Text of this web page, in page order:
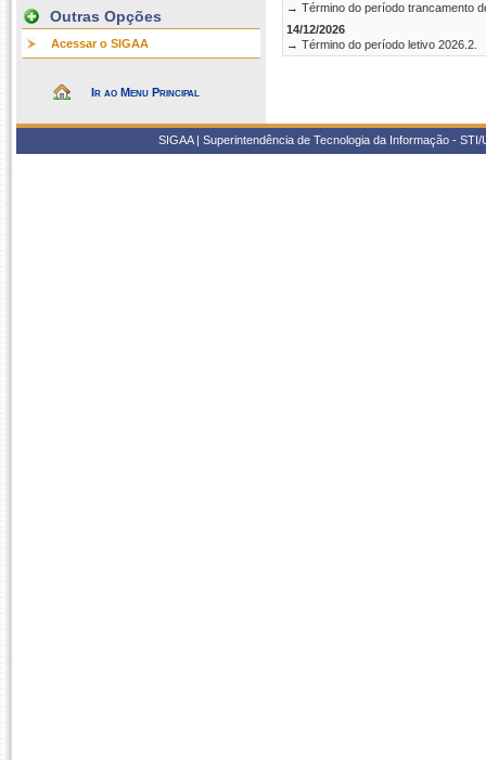
Outras Opções
Acessar o SIGAA
Ir ao Menu Principal
→ Término do período trancamento
14/12/2026
→ Término do período letivo 2026.2.
SIGAA | Superintendência de Tecnologia da Informação -